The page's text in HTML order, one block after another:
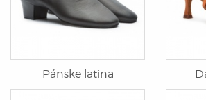
Pánske latina